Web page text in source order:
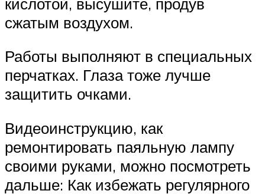
сжатым воздухом.
Работы выполняют в специальных
перчатках. Глаза тоже лучше
защитить очками.
Видеоинструкцию, как
ремонтировать паяльную лампу
своими руками, можно посмотреть
дальше: Как избежать регулярного